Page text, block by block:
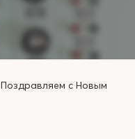
Поздравляем с Новым